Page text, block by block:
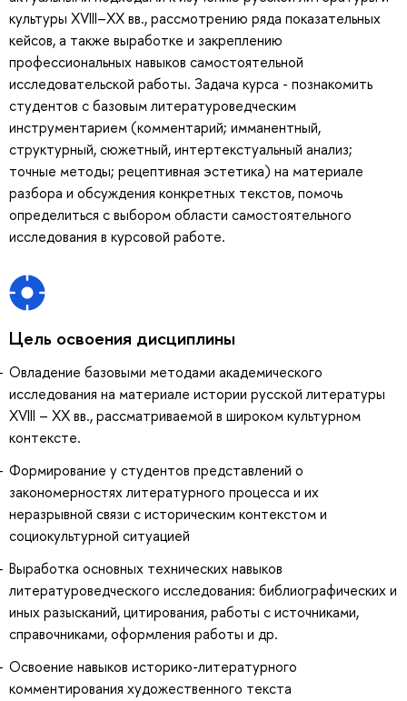
культуры XVIII–XX вв., рассмотрению ряда показательных
кейсов, а также выработке и закреплению
профессиональных навыков самостоятельной
исследовательской работы. Задача курса - познакомить
студентов с базовым литературоведческим
инструментарием (комментарий; имманентный,
структурный, сюжетный, интертекстуальный анализ;
точные методы; рецептивная эстетика) на материале
разбора и обсуждения конкретных текстов, помочь
определиться с выбором области самостоятельного
исследования в курсовой работе.
Цель освоения дисциплины
Овладение базовыми методами академического
исследования на материале истории русской литературы
XVIII – ХX вв., рассматриваемой в широком культурном
контексте.
Формирование у студентов представлений о
закономерностях литературного процесса и их
неразрывной связи с историческим контекстом и
социокультурной ситуацией
Выработка основных технических навыков
литературоведческого исследования: библиографических и
иных разысканий, цитирования, работы с источниками,
справочниками, оформления работы и др.
Освоение навыков историко-литературного
комментирования художественного текста